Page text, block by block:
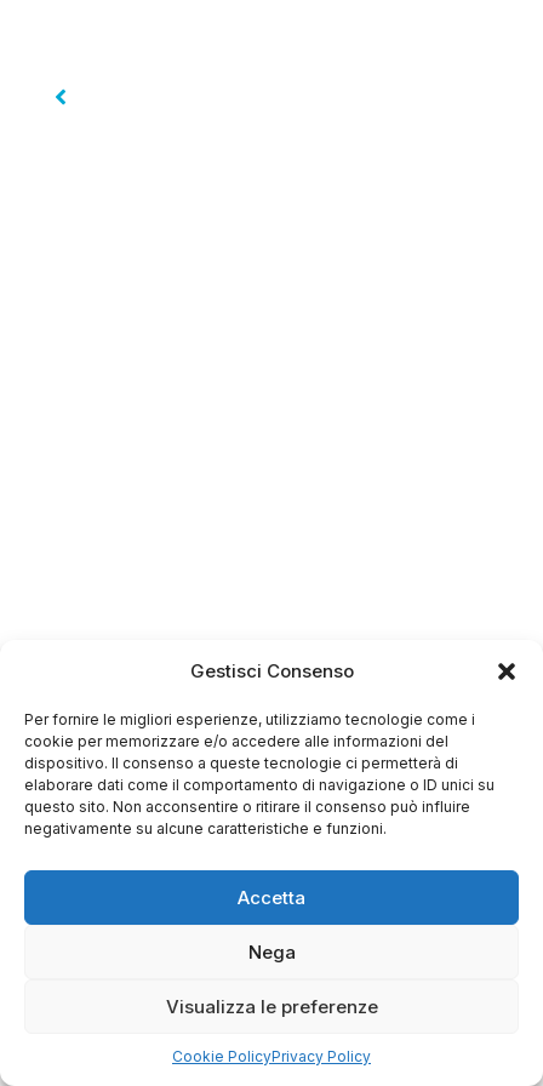
Gestisci Consenso
Per fornire le migliori esperienze, utilizziamo tecnologie come i
cookie per memorizzare e/o accedere alle informazioni del
dispositivo. Il consenso a queste tecnologie ci permetterà di
elaborare dati come il comportamento di navigazione o ID unici su
questo sito. Non acconsentire o ritirare il consenso può influire
negativamente su alcune caratteristiche e funzioni.
Accetta
Nega
Visualizza le preferenze
Cookie PolicyPrivacy Policy